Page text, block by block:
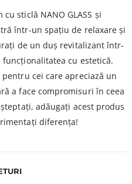
sticlă NANO GLASS și
într-un spațiu de relaxare și
de un duș revitalizant într-
cu estetică.
cei care apreciază un
a face compromisuri în ceea
adăugați acest produs
diferența!